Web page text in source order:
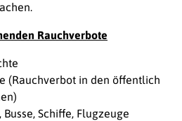
Rauchverbote
(Rauchverbot in den öffentlich
Schiffe, Flugzeuge